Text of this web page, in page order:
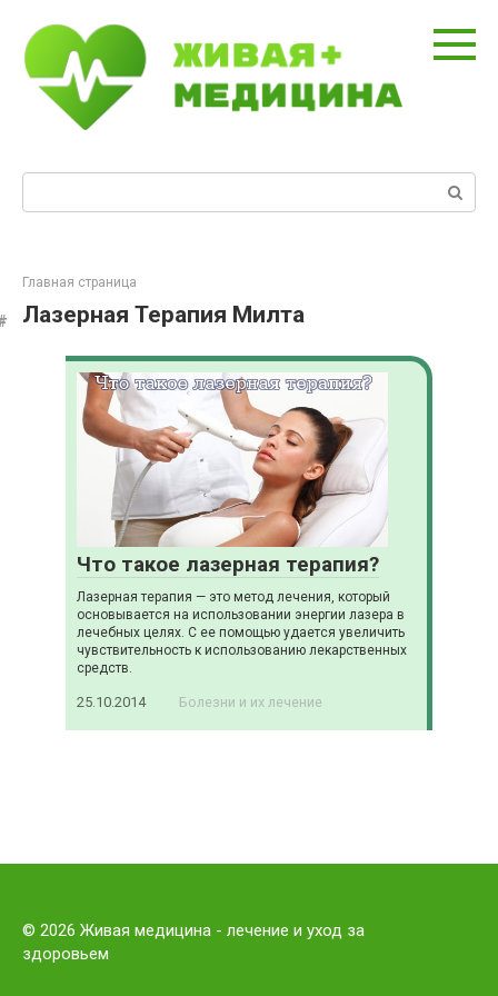
контенту
Главная страница
Лазерная Терапия Милта
Что такое лазерная терапия?
Лазерная терапия — это метод лечения, который
основывается на использовании энергии лазера в
лечебных целях. С ее помощью удается увеличить
чувствительность к использованию лекарственных
средств.
25.10.2014 Болезни и их лечение
© 2026 Живая медицина - лечение и уход за
здоровьем